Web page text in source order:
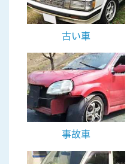
古い車
事故車